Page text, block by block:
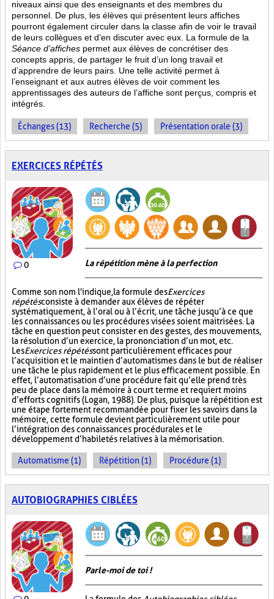
niveaux ainsi que des enseignants et des membres du
personnel. De plus, les élèves qui présentent leurs affiches
pourront également circuler dans la classe afin de voir le travail
de leurs collègues et d’en discuter avec eux. La formule de la
Séance d’affiches permet aux élèves de concrétiser des
concepts appris, de partager le fruit d’un long travail et
d’apprendre de leurs pairs. Une telle activité permet à
l’enseignant et aux autres élèves de voir comment les
apprentissages des auteurs de l’affiche sont perçus, compris et
intégrés.
Échanges (13) Recherche (5) Présentation orale (3)
EXERCICES RÉPÉTÉS
0 La répétition mène à la perfection
Comme son nom l'indique, la formule desExercices
répétésconsiste à demander aux élèves de répéter
systématiquement, à l’oral ou à l’écrit, une tâche jusqu’à ce que
les connaissances ou les procédures visées soient maitrisées. La
tâche en question peut consister en des gestes, des mouvements,
la résolution d’un exercice, la prononciation d’un mot, etc.
LesExercices répétéssont particulièrement efficaces pour
l’acquisition et le maintien d’automatismes dans le but de réaliser
une tâche le plus rapidement et le plus efficacement possible. En
effet, l’automatisation d’une procédure fait qu’elle prend très
peu de place dans la mémoire à court terme et requiert moins
d’efforts cognitifs (Logan, 1988). De plus, puisque la répétition est
une étape fortement recommandée pour fixer les savoirs dans la
mémoire, cette formule devient particulièrement utile pour
l’intégration des connaissances procédurales et le
développement d’habiletés relatives à la mémorisation.
Automatisme (1) Répétition (1) Procédure (1)
AUTOBIOGRAPHIES CIBLÉES
Parle-moi de toi !